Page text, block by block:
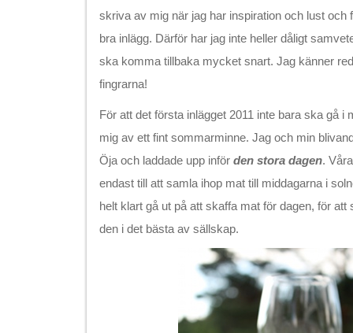
skriva av mig när jag har inspiration och lust och
bra inlägg. Därför har jag inte heller dåligt
ska komma tillbaka mycket snart. Jag känner
fingrarna!
För att det första inlägget 2011 inte bara ska gå i
mig av ett fint sommarminne. Jag och min
Öja och laddade upp inför den stora dagen.
endast till att samla ihop mat till middagarna i
helt klart gå ut på att skaffa mat för dagen, för att
den i det bästa av sällskap.